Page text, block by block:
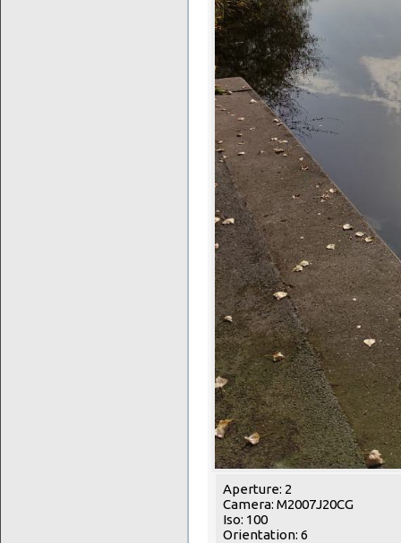
Aperture: 2
Camera: M2007J20CG
Iso: 100
Orientation: 6